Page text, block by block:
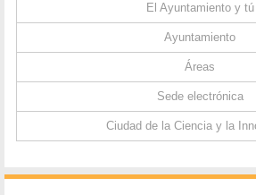
El Ayuntamiento y tú
Ayuntamiento
Áreas
Sede electrónica
Ciudad de la Ciencia y la